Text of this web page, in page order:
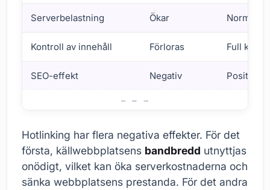
Serverbelastning Ökar Normal
Kontroll av innehåll Förloras Full
SEO-effekt Negativ Positiv
Hotlinking har flera negativa effekter. För det
första, källwebbplatsens bandbredd utnyttjas
onödigt, vilket kan öka serverkostnaderna och
sänka webbplatsens prestanda. För det andra